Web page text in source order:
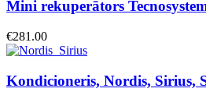
Mini rekuperātors
€281.00
Kondicioneris, Nordis, Sirius,